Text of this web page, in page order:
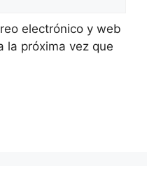
electrónico y web
la próxima vez que